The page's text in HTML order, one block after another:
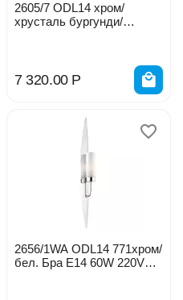
2605/7 ODL14 хром/
хрусталь бургунди/
7 320.00 Р
2656/1WA ODL14 771хром/
бел. Бра E14 60W 220V